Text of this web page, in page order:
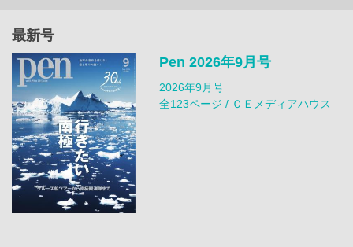
最新号
Pen 2026年9月号
2026年9月号
全123ページ / ＣＥメディアハウス